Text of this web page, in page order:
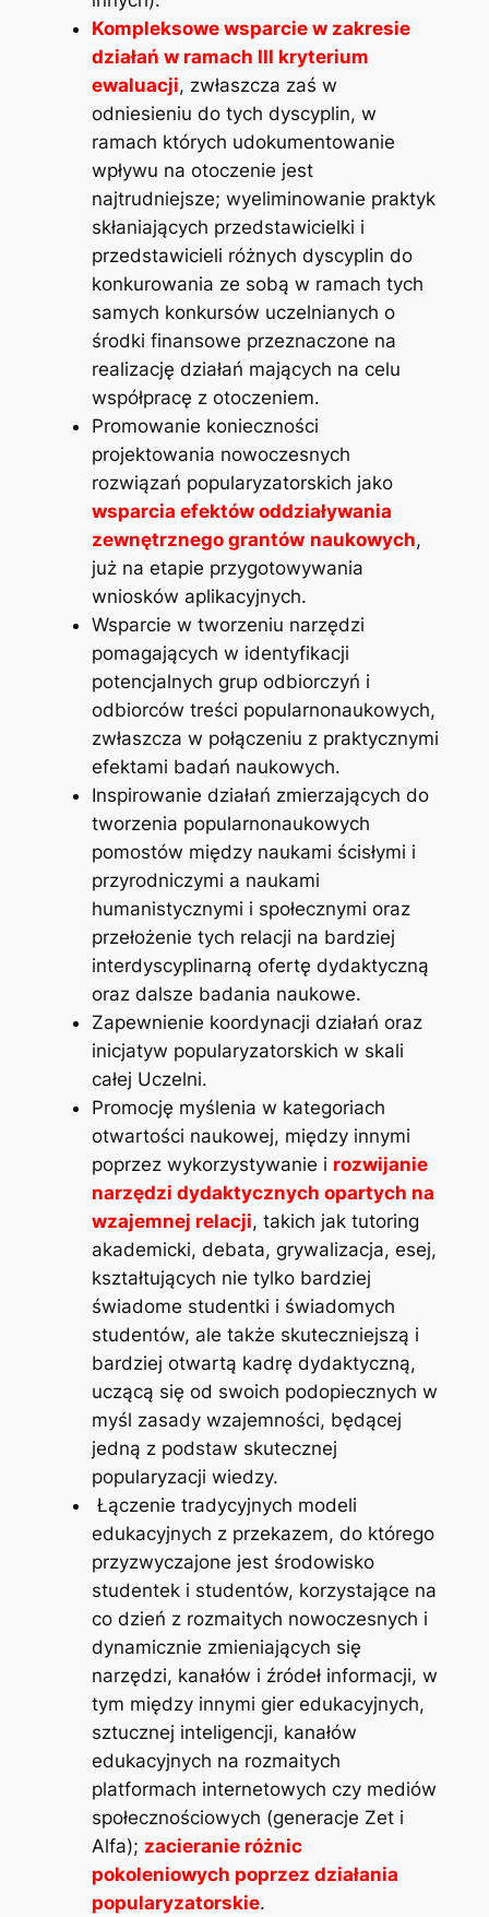
Kompleksowe wsparcie w zakresie
działań w ramach III kryterium
ewaluacji, zwłaszcza zaś w
odniesieniu do tych dyscyplin, w
ramach których udokumentowanie
wpływu na otoczenie jest
najtrudniejsze; wyeliminowanie praktyk
skłaniających przedstawicielki i
przedstawicieli różnych dyscyplin do
konkurowania ze sobą w ramach tych
samych konkursów uczelnianych o
środki finansowe przeznaczone na
realizację działań mających na celu
współpracę z otoczeniem.
Promowanie konieczności
projektowania nowoczesnych
rozwiązań popularyzatorskich jako
wsparcia efektów oddziaływania
zewnętrznego grantów naukowych,
już na etapie przygotowywania
wniosków aplikacyjnych.
Wsparcie w tworzeniu narzędzi
pomagających w identyfikacji
potencjalnych grup odbiorczyń i
odbiorców treści popularnonaukowych,
zwłaszcza w połączeniu z praktycznymi
efektami badań naukowych.
Inspirowanie działań zmierzających do
tworzenia popularnonaukowych
pomostów między naukami ścisłymi i
przyrodniczymi a naukami
humanistycznymi i społecznymi oraz
przełożenie tych relacji na bardziej
interdyscyplinarną ofertę dydaktyczną
oraz dalsze badania naukowe.
Zapewnienie koordynacji działań oraz
inicjatyw popularyzatorskich w skali
całej Uczelni.
Promocję myślenia w kategoriach
otwartości naukowej, między innymi
poprzez wykorzystywanie i rozwijanie
narzędzi dydaktycznych opartych na
wzajemnej relacji, takich jak tutoring
akademicki, debata, grywalizacja, esej,
kształtujących nie tylko bardziej
świadome studentki i świadomych
studentów, ale także skuteczniejszą i
bardziej otwartą kadrę dydaktyczną,
uczącą się od swoich podopiecznych w
myśl zasady wzajemności, będącej
jedną z podstaw skutecznej
popularyzacji wiedzy.
Łączenie tradycyjnych modeli
edukacyjnych z przekazem, do którego
przyzwyczajone jest środowisko
studentek i studentów, korzystające na
co dzień z rozmaitych nowoczesnych i
dynamicznie zmieniających się
narzędzi, kanałów i źródeł informacji, w
tym między innymi gier edukacyjnych,
sztucznej inteligencji, kanałów
edukacyjnych na rozmaitych
platformach internetowych czy mediów
społecznościowych (generacje Zet i
Alfa); zacieranie różnic
pokoleniowych poprzez działania
popularyzatorskie.